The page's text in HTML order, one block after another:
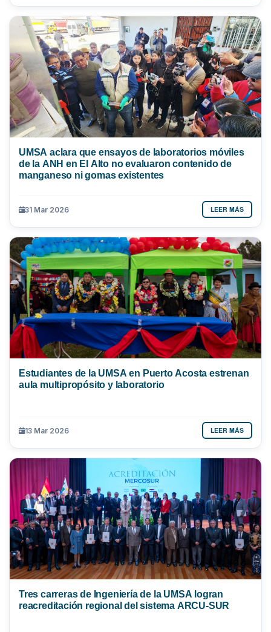
UMSA aclara que ensayos de laboratorios móviles
de la ANH en El Alto no evaluaron contenido de
manganeso ni gomas existentes
31 Mar 2026 LEER MÁS
Estudiantes de la UMSA en Puerto Acosta estrenan
aula multipropósito y laboratorio
13 Mar 2026 LEER MÁS
Tres carreras de Ingeniería de la UMSA logran
reacreditación regional del sistema ARCU-SUR